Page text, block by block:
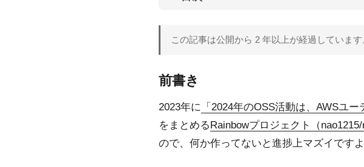
この記事は公開から 2 年以上が経過していま
前書き
2023年に 「2024年のOSS活動は、AWSユ
をまとめる Rainbowプロジェクト（nao1215/
ので、何か作ってないと進捗上マズイです